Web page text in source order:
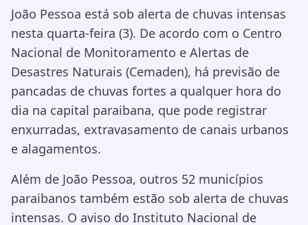
João Pessoa está sob alerta de chuvas intensas
nesta quarta-feira (3). De acordo com o Centro
Nacional de Monitoramento e Alertas de
Desastres Naturais (Cemaden), há previsão de
pancadas de chuvas fortes a qualquer hora do
dia na capital paraibana, que pode registrar
enxurradas, extravasamento de canais urbanos
e alagamentos.
Além de João Pessoa, outros 52 municípios
paraibanos também estão sob alerta de chuvas
intensas. O aviso do Instituto Nacional de